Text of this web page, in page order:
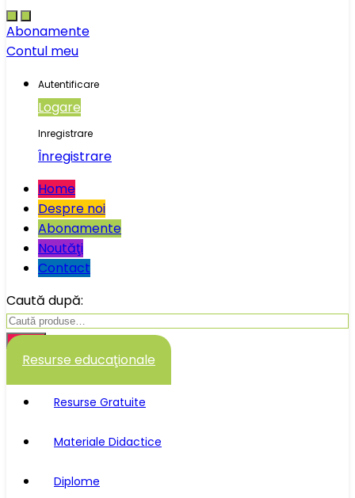
Abonamente
Contul meu
Autentificare
Logare
Inregistrare
Înregistrare
Home
Despre noi
Abonamente
Noutăţi
Contact
Caută după:
Caută
Resurse educaţionale
Resurse Gratuite
Materiale Didactice
Diplome